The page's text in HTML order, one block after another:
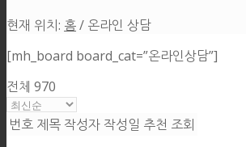
현재 위치: 홈/ 온라인 상담
[mh_board board_cat=”온라인상담”]
전체 970
번호 제목 작성자 작성일 추천 조회